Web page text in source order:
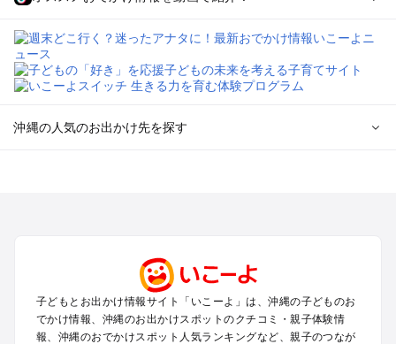
沖縄の人気のお出かけ先を探す
沖縄南部（糸満・豊見城）のプールお出かけ
西海岸・東海岸（読谷・宜野座）のプールお出かけ
屋久島・奄美大島・種子島・宮古島・石垣島（鹿児島～沖縄の
離島）のプールお出かけ
子どもとお出かけ情報サイト「いこーよ」は、沖縄の子どものお
でかけ情報、沖縄のお出かけスポットのクチコミ・親子体験情
報、沖縄のおでかけスポット人気ランキングなど、親子のつなが